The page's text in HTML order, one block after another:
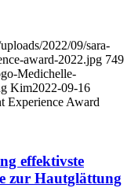
2022/09/sara-
award-2022.jpg 749
Medichelle-
Kim2022-09-16
Experience Award
effektivste
zur Hautglättung